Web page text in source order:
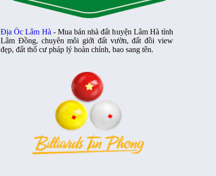
Địa Ốc Lâm Hà - Mua bán nhà đất huyện Lâm Hà tỉnh
Lâm Đồng, chuyên môi giới đất vườn, đất đồi view
đẹp, đất thổ cư pháp lý hoàn chỉnh, bao sang tên.